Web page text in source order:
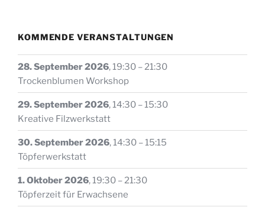
KOMMENDE VERANSTALTUNGEN
28. September 2026,19:30 –21:30
Trockenblumen Workshop
29. September 2026,14:30 –15:30
Kreative Filzwerkstatt
30. September 2026,14:30 –15:15
Töpferwerkstatt
1. Oktober 2026,19:30 –21:30
Töpferzeit für Erwachsene